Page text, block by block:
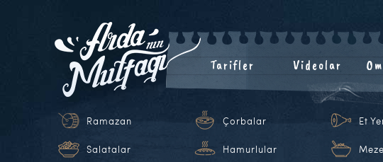
Tarifler Videolar
Ramazan Çorbalar Et
Salatalar Hamurlular